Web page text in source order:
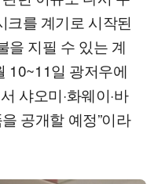
크를 계기로 시작된
을 지필 수 있는 계
10~11일 광저우에
샤오미·화웨이·바
공개할 예정”이라